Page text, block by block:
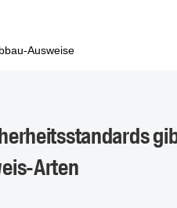
Ausweise
Arten